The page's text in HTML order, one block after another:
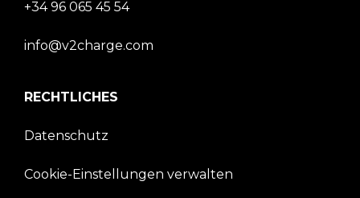
+34 96 065 45 54
info@v2charge.com
RECHTLICHES
Datenschutz
Cookie-Einstellungen verwalten